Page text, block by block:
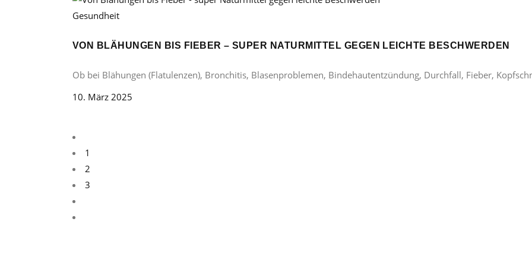
Gesundheit
VON BLÄHUNGEN BIS FIEBER – SUPER NATURMITTEL GEGEN LEICHTE BESCHWERDEN
Ob bei Blähungen (Flatulenzen), Bronchitis, Blasenproblemen, Bindehautentzündung, Durchfall, Fieber,
10. März 2025
1
2
3